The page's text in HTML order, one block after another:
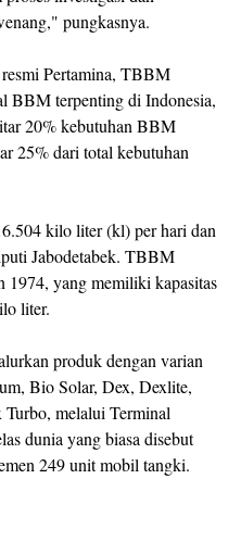
pungkasnya.
Pertamina, TBBM
BBM terpenting di Indonesia,
20% kebutuhan BBM
25% dari total kebutuhan
kilo liter (kl) per hari dan
Jabodetabek. TBBM
1974, yang memiliki kapasitas
liter.
produk dengan varian
Bio Solar, Dex, Dexlite,
Turbo, melalui Terminal
dunia yang biasa disebut
249 unit mobil tangki.